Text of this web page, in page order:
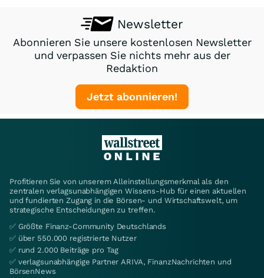
Newsletter
Abonnieren Sie unsere kostenlosen Newsletter
und verpassen Sie nichts mehr aus der
Redaktion
Jetzt abonnieren!
Profitieren Sie von unserem Alleinstellungsmerkmal als den
zentralen verlagsunabhängigen Wissens-Hub für einen aktuellen
und fundierten Zugang in die Börsen- und Wirtschaftswelt, um
strategische Entscheidungen zu treffen.
✅ Größte Finanz-Community Deutschlands
✅ über 550.000 registrierte Nutzer
✅ rund 2.000 Beiträge pro Tag
✅ verlagsunabhängige Partner ARIVA, FinanzNachrichten und
BörsenNews